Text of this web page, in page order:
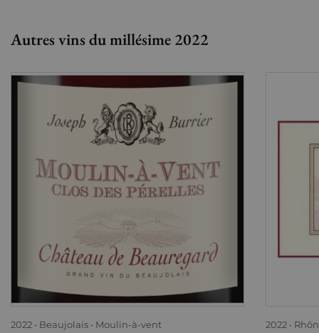
Autres vins du millésime 2022
2022 Beaujolais Moulin-à-vent 2022